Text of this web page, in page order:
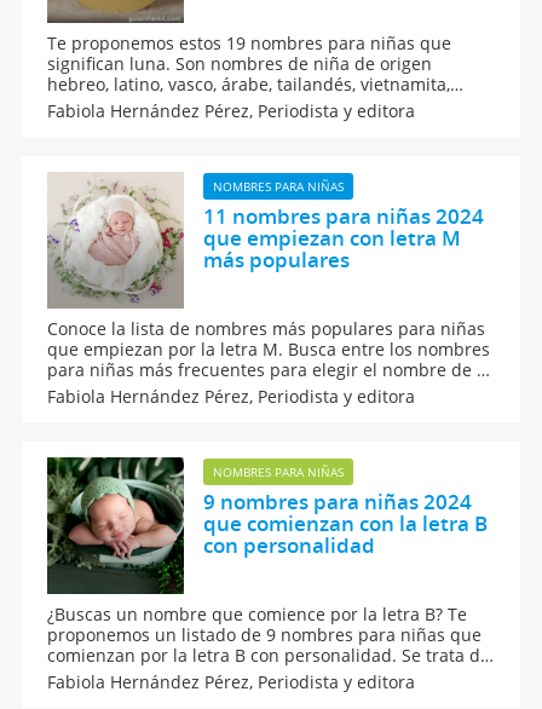
Te proponemos estos 19 nombres para niñas que
significan luna. Son nombres de niña de origen
hebreo, latino, vasco, árabe, tailandés, vietnamita,
quechua o griego unidos todos por un mismo
significado: luna. Sabemos que te encantarán y no
Fabiola Hernández Pérez, Periodista y editora
NOMBRES PARA NIÑAS
11 nombres para niñas 2024
que empiezan con letra M
más populares
Conoce la lista de nombres más populares para niñas
que empiezan por la letra M. Busca entre los nombres
para niñas más frecuentes para elegir el nombre de tu
bebé y que seguramente te fascinarán. Son apodos
muy dulces y que se han colocado en la cima de a
Fabiola Hernández Pérez, Periodista y editora
NOMBRES PARA NIÑAS
9 nombres para niñas 2024
que comienzan con la letra B
con personalidad
¿Buscas un nombre que comience por la letra B? Te
proponemos un listado de 9 nombres para niñas que
comienzan por la letra B con personalidad. Se trata de
una selección de nombres de niña muy bonitos y con
un original significado. Seguramente te enamorarás
Fabiola Hernández Pérez, Periodista y editora